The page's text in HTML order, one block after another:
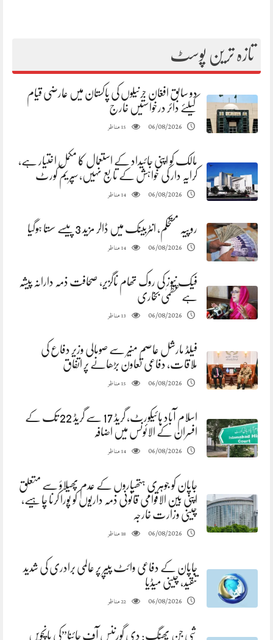
تازہ ترین پوسٹ
دو سابق افغان جرنیلوں کی پاکستان میں عارضی قیام
کیلئے دائر درخواستیں خارج
06/08/2026
15مناظر
مالک کو اپنی جائیداد کے استعمال کا مکمل اختیار ہے،
کرایہ دار کی خواہش کے تابع نہیں، سپریم کورٹ
06/08/2026
14مناظر
روپیہ مستحکم، انٹربینک میں ڈالر مزید 3 پیسے سستا ہوگیا
06/08/2026
14مناظر
فیک نیوز کی روک تھام ناگزیر، صحافت ذمہ دارانہ پیشہ
ہے عظمیٰ بخاری
06/08/2026
13مناظر
فیلڈ مارشل عاصم منیر سے صومالی وزیر دفاع کی
ملاقات، دفاعی تعاون بڑھانے پر اتفاق
06/08/2026
15مناظر
اسلام آباد ہائیکورٹ، گریڈ 17 سے گریڈ 22 تک کے
افسران کے الائونس میں اضافہ
06/08/2026
14مناظر
جاپان کو جوہری ہتھیاروں کے عدم پھیلاؤ سے متعلق
اپنی بین الاقوامی قانونی ذمہ داریوں کو پورا کرنا چاہیے،
چینی وزارت خارجہ
06/08/2026
18مناظر
جاپان کے دفاعی وائٹ پیپر پر عالمی برادری کی شدید
تنقید، چینی میڈیا
06/08/2026
22مناظر
شی جن پھنگ: دی گورننس آف چائنا”کی پانچویں